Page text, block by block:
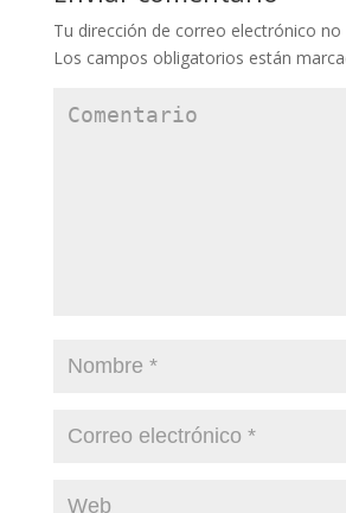
Tu dirección de correo electrónico no
Los campos obligatorios están